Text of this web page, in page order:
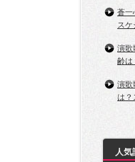
蒼一
スケ
演歌
齢は
演歌
は？
人気